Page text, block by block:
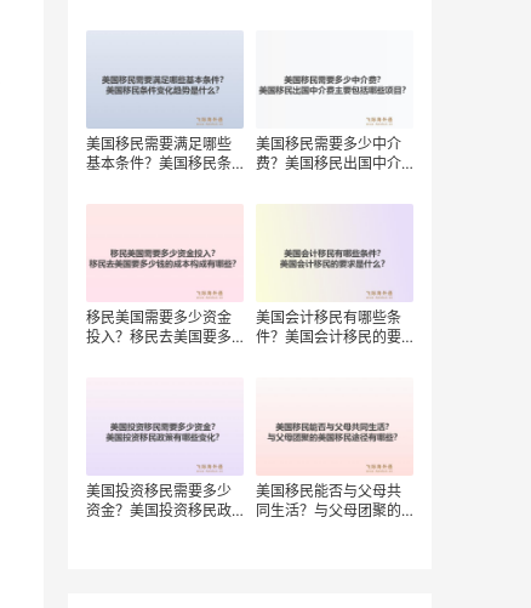
前进？
美国移民需要满足哪些
基本条件？美国移民条
美国移民需要多少中介
费？美国移民出国中介
移民美国需要多少资金
投入？移民去美国要多
美国会计移民有哪些条
件？美国会计移民的要
美国投资移民需要多少
资金？美国投资移民政
美国移民能否与父母共
同生活？与父母团聚的